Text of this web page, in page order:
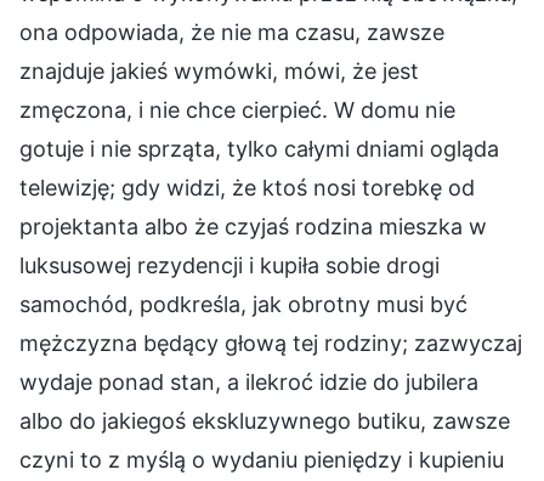
ona odpowiada, że nie ma czasu, zawsze
znajduje jakieś wymówki, mówi, że jest
zmęczona, i nie chce cierpieć. W domu nie
gotuje i nie sprząta, tylko całymi dniami ogląda
telewizję; gdy widzi, że ktoś nosi torebkę od
projektanta albo że czyjaś rodzina mieszka w
luksusowej rezydencji i kupiła sobie drogi
samochód, podkreśla, jak obrotny musi być
mężczyzna będący głową tej rodziny; zazwyczaj
wydaje ponad stan, a ilekroć idzie do jubilera
albo do jakiegoś ekskluzywnego butiku, zawsze
czyni to z myślą o wydaniu pieniędzy i kupieniu